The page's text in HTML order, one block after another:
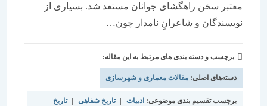
معتبر سخن راهگشای جوانان مستعد شد. بسیاری از
نویسندگان و شاعرانِ نامدار چون…
برچسب و دسته بندی های مرتبط به این مقاله:
دسته‌های اصلی:مقالات معماری و شهرسازی
برچسب تقسیم بندی موضوعی:ادبیات تاریخ شفاهی | تاریخ